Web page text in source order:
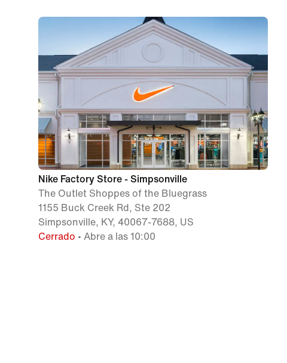
Nike Factory Store - Simpsonville
The Outlet Shoppes of the Bluegrass
1155 Buck Creek Rd, Ste 202
Simpsonville, KY, 40067-7688, US
Cerrado • Abre a las 10:00